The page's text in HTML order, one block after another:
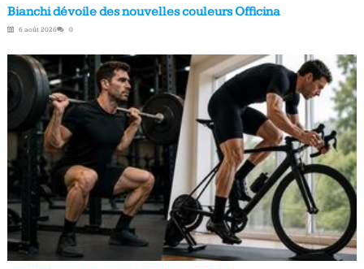
Bianchi dévoile des nouvelles couleurs Officina
6 août 2026 0